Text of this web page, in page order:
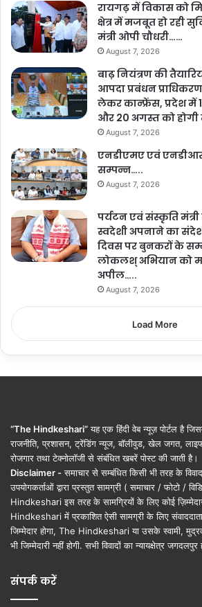
रायगढ़ में विकास को
क्षेत्र में मजबूत हो रही
मंत्री ओपी चौधरी……
August 7, 2026
बाढ़ नियंत्रण की
आपदा प्रबंधन प्राधिकरण
लेकर कान्फ्रेंस, प्रदेश में
और 20 अगस्त को
August 7, 2026
एनडीएमए एवं
सम्पन्न…..
August 7, 2026
पर्यटन एवं संस्कृति
स्वदेशी अपनाने का
दिवस पर बुनकरों के
लोकलश् अभियान को
अपील…..
August 7, 2026
Load More
“The Hindkeshari”यह एक हिंदी वेब न्यूज़ पोर्टल है
राजनीति, प्रशासन, ट्रेंडिंग न्यूज, बॉलीवुड, खेल जगत,
रोजगार तथा टेक्नोलॉजी से संबंधित खबरें पोस्ट की जाती है।
Disclaimer - समाचार से सम्बंधित किसी भी तरह के
उपयोगकर्ताओं द्वारा प्रस्तुत सामग्री ( समाचार / फोटो /
Hindkeshari इस तरह के सामग्रियों के लिए कोई
Hindkeshari में प्रकाशित ऐसी सामग्री के लिए
जिम्मेदार होगा, The Hindkeshari या उसके स्वामी,
भी जिम्मेदारी नहीं होगी. सभी विवादों का न्यायक्षेत्र जगदलपुर
संपर्क करें